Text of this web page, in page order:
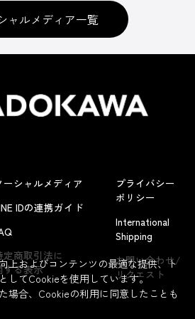
ャルメディア一覧
ーシャルメディア
IDの連携ガイド
定商取引法に
する表示
プライバシー
ポリシー
International
Shipping
お問い合わせ/
リクエスト
上およびコンテンツの最適な提供、ト
してCookieを使用しています。
場合、Cookieの利用に同意したことも